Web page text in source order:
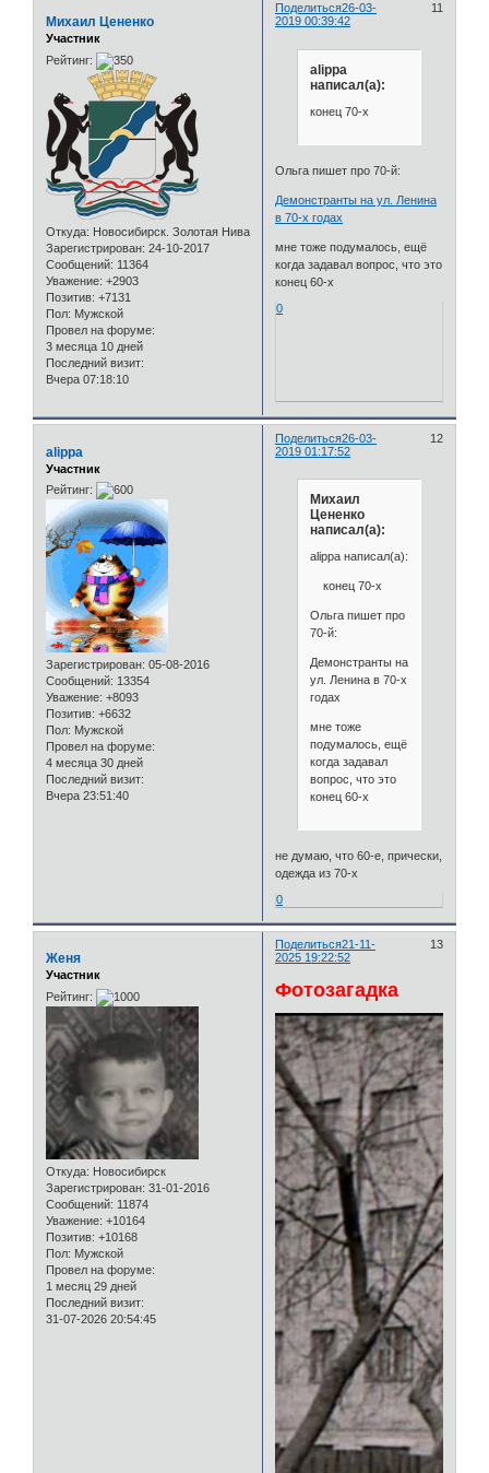
Поделиться 11
26-03-
2019 00:39:42
Михаил Цененко
Участник
Рейтинг:
Откуда: Новосибирск. Золотая Нива
Зарегистрирован: 24-10-2017
Сообщений: 11364
Уважение: +2903
Позитив: +7131
Пол: Мужской
Провел на форуме:
3 месяца 10 дней
Последний визит:
Вчера 07:18:10
alippa
написал(а):
конец 70-х
Ольга пишет про 70-й:
Демонстранты на ул. Ленина
в 70-х годах
мне тоже подумалось, ещё
когда задавал вопрос, что это
конец 60-х
0
Поделиться 12
26-03-
2019 01:17:52
alippa
Участник
Рейтинг:
Зарегистрирован: 05-08-2016
Сообщений: 13354
Уважение: +8093
Позитив: +6632
Пол: Мужской
Провел на форуме:
4 месяца 30 дней
Последний визит:
Вчера 23:51:40
Михаил
Цененко
написал(а):
alippa написал(а):
конец 70-х
Ольга пишет про
70-й:
Демонстранты на
ул. Ленина в 70-х
годах
мне тоже
подумалось, ещё
когда задавал
вопрос, что это
конец 60-х
не думаю, что 60-е, прически,
одежда из 70-х
0
Поделиться 13
21-11-
2025 19:22:52
Женя
Участник
Рейтинг:
Откуда: Новосибирск
Зарегистрирован: 31-01-2016
Сообщений: 11874
Уважение: +10164
Позитив: +10168
Пол: Мужской
Провел на форуме:
1 месяц 29 дней
Последний визит:
31-07-2026 20:54:45
Фотозагадка